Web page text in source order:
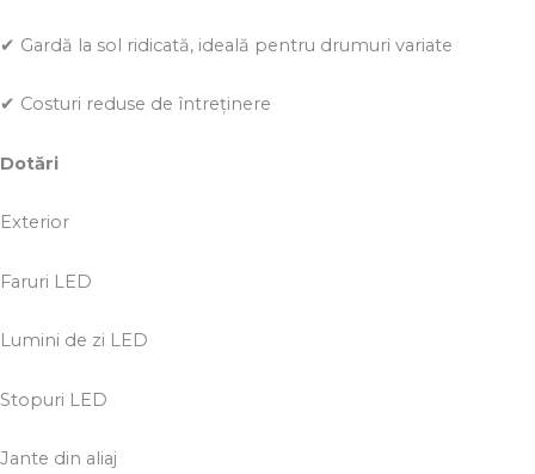
✔ Gardă la sol ridicată, ideală pentru drumuri variate
✔ Costuri reduse de întreținere
Dotări
Exterior
Faruri LED
Lumini de zi LED
Stopuri LED
Jante din aliaj